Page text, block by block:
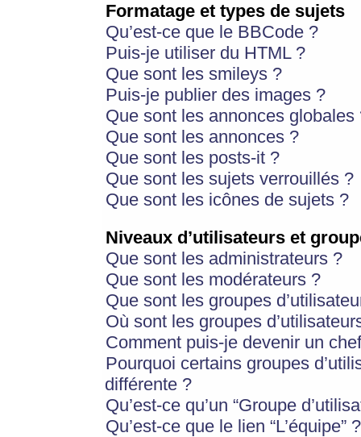
Formatage et types de sujets
Qu’est-ce que le BBCode ?
Puis-je utiliser du HTML ?
Que sont les smileys ?
Puis-je publier des images ?
Que sont les annonces globales
Que sont les annonces ?
Que sont les posts-it ?
Que sont les sujets verrouillés ?
Que sont les icônes de sujets ?
Niveaux d’utilisateurs et
Que sont les administrateurs ?
Que sont les modérateurs ?
Que sont les groupes
Où sont les groupes
Comment puis-je devenir un
Pourquoi certains groupes
différente ?
Qu’est-ce qu’un “Groupe
Qu’est-ce que le lien “L’équipe” ?